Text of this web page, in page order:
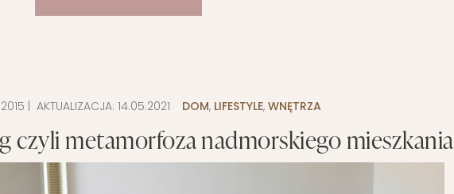
| AKTUALIZACJA: 14.05.2021 DOM, LIFESTYLE, WNĘTRZA
czyli metamorfoza nadmorskiego mieszkania